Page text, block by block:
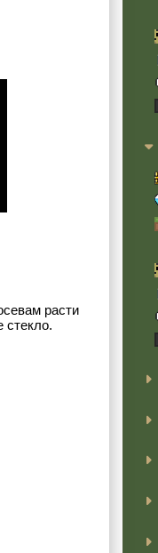
расти
стекло.